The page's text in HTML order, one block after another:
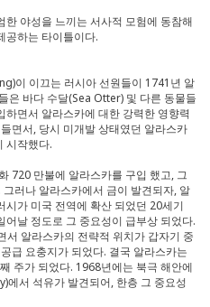
야성을 느끼는 서사적 모험에 동참해
공하는 타이틀이다.
이 이끄는 러시아 선원들이 1741년 알
은 바다 수달(Sea Otter) 및 다른 동물들
면서 알라스카에 대한 강력한 영향력
면서, 당시 미개발 상태였던 알라스카
시작했다.
720 만불에 알라스카를 구입 했고, 그
러나 알라스카에서 금이 발견되자, 알
가 미국 전역에 확산 되었던 20세기
날 정도로 그 중요성이 급부상 되었다.
알라스카의 전략적 위치가 갑자기 중
급 요충지가 되었다. 결국 알라스카는
주가 되었다. 1968년에는 북극 해안에
서 석유가 발견되어, 한층 그 중요성